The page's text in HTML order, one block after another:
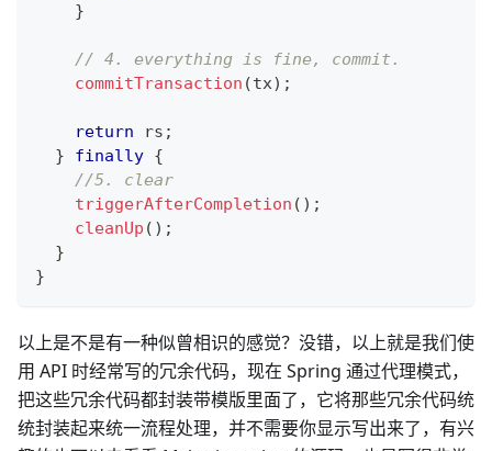
}
// 4. everything is fine, commit.
commitTransaction (tx) ;
return rs ;
}
finally {
//5. clear
triggerAfterCompletion ( ) ;
cleanUp ( ) ;
}
}
以上是不是有一种似曾相识的感觉？没错，以上就是我们使
用 API 时经常写的冗余代码，现在 Spring 通过代理模式，
把这些冗余代码都封装带模版里面了，它将那些冗余代码统
统封装起来统一流程处理，并不需要你显示写出来了，有兴